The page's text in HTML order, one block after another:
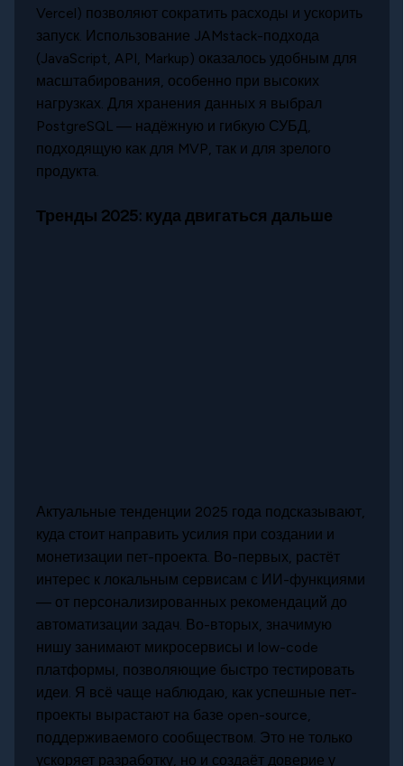
Vercel) позволяют сократить расходы и ускорить
запуск. Использование JAMstack-подхода
(JavaScript, API, Markup) оказалось удобным для
масштабирования, особенно при высоких
нагрузках. Для хранения данных я выбрал
PostgreSQL — надёжную и гибкую СУБД,
подходящую как для MVP, так и для зрелого
продукта.
Тренды 2025: куда двигаться дальше
Актуальные тенденции 2025 года подсказывают,
куда стоит направить усилия при создании и
монетизации пет-проекта. Во-первых, растёт
интерес к локальным сервисам с ИИ-функциями
— от персонализированных рекомендаций до
автоматизации задач. Во-вторых, значимую
нишу занимают микросервисы и low-code
платформы, позволяющие быстро тестировать
идеи. Я всё чаще наблюдаю, как успешные пет-
проекты вырастают на базе open-source,
поддерживаемого сообществом. Это не только
ускоряет разработку, но и создаёт доверие у